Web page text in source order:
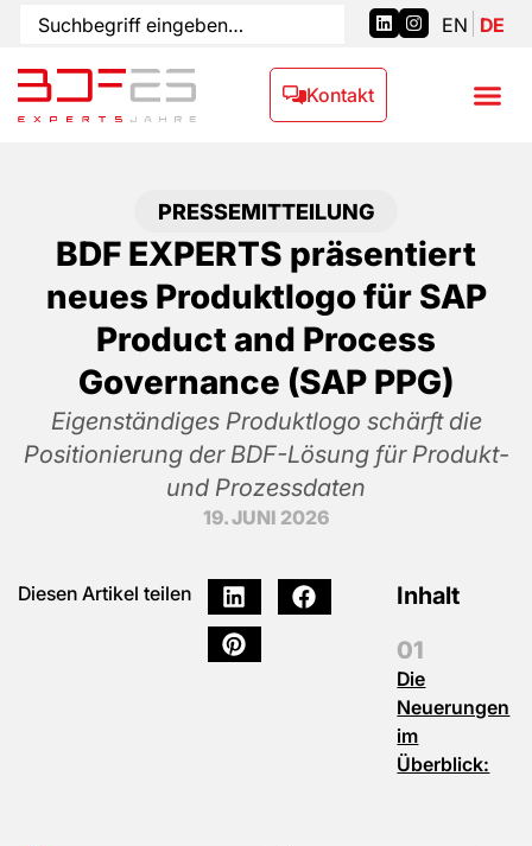
EN DE
Kontakt
PRESSEMITTEILUNG
BDF EXPERTS präsentiert
neues Produktlogo für SAP
Product and Process
Governance (SAP PPG)
Eigenständiges Produktlogo schärft die
Positionierung der BDF-Lösung für Produkt-
und Prozessdaten
19. JUNI 2026
Diesen Artikel teilen Inhalt
Die
Neuerungen
im
Überblick: